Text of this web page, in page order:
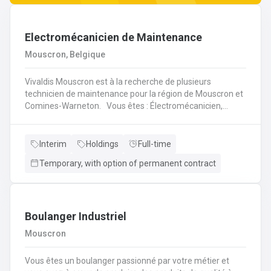
Electromécanicien de Maintenance
Mouscron, Belgique
Vivaldis Mouscron est à la recherche de plusieurs
technicien de maintenance pour la région de Mouscron et
Comines-Warneton. Vous êtes : Électromécanicien,
dynamique et avec un package d'avantages à la clé, nous
des kilomètres, nous vous offrons la possibilité de
profil ci-dessous :
Interim Holdings
Full-time
Temporary, with option of permanent contract
Boulanger Industriel
Mouscron
Vous êtes un boulanger passionné par votre métier et